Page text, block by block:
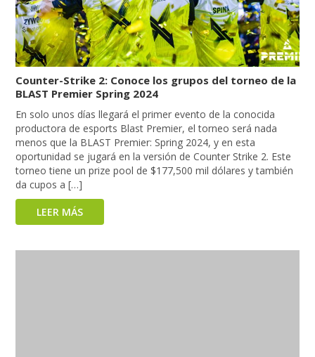
Counter-Strike 2: Conoce los grupos del torneo de la
BLAST Premier Spring 2024
En solo unos días llegará el primer evento de la conocida
productora de esports Blast Premier, el torneo será nada
menos que la BLAST Premier: Spring 2024, y en esta
oportunidad se jugará en la versión de Counter Strike 2. Este
torneo tiene un prize pool de $177,500 mil dólares y también
da cupos a […]
LEER MÁS